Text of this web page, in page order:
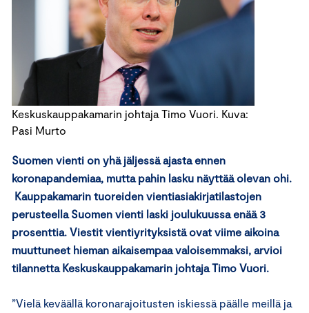
Keskuskauppakamarin johtaja Timo Vuori. Kuva:
Pasi Murto
Suomen vienti on yhä jäljessä ajasta ennen
koronapandemiaa, mutta pahin lasku näyttää olevan ohi.
Kauppakamarin tuoreiden vientiasiakirjatilastojen
perusteella Suomen vienti laski joulukuussa enää 3
prosenttia. Viestit vientiyrityksistä ovat viime aikoina
muuttuneet hieman aikaisempaa valoisemmaksi, arvioi
tilannetta Keskuskauppakamarin johtaja Timo Vuori.
”Vielä keväällä koronarajoitusten iskiessä päälle meillä ja